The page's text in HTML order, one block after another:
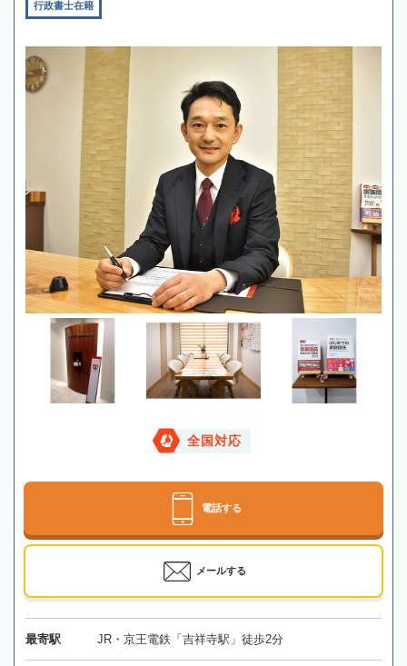
行政書士在籍
全国対応
電話する
メールする
最寄駅 JR・京王電鉄「吉祥寺駅」徒歩2分